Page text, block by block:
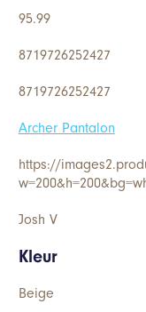
95.99
8719726252427
8719726252427
Archer Pantalon
https://
Josh V
Kleur
Beige